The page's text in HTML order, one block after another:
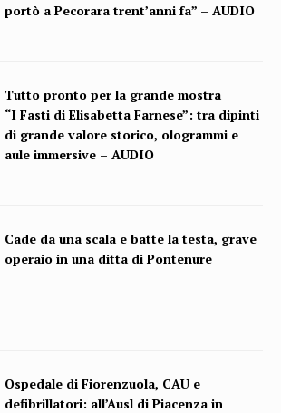
portò a Pecorara trent’anni fa” – AUDIO
Tutto pronto per la grande mostra
“I Fasti di Elisabetta Farnese”: tra dipinti
di grande valore storico, ologrammi e
aule immersive – AUDIO
Cade da una scala e batte la testa, grave
operaio in una ditta di Pontenure
Ospedale di Fiorenzuola, CAU e
defibrillatori: all’Ausl di Piacenza in